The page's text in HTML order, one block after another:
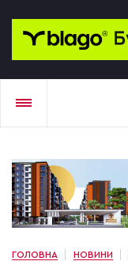
ГОЛОВНА НОВИНИ